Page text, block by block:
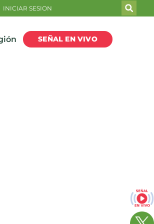
INICIAR SESION
SEÑAL EN VIVO